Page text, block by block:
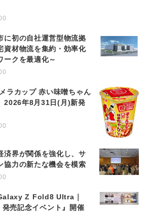
に初の自社運営型物流拠
資材物流を集約・効率化
ークを最適化～
ラカップ 赤い味噌ちゃん
2026年8月31日(月)新発
済界が関係を強化し、サ
協力の新たな機会を模索
Z Fold8 Ultra｜
売記念イベント』開催